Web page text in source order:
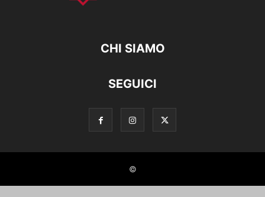
CHI SIAMO
SEGUICI
©